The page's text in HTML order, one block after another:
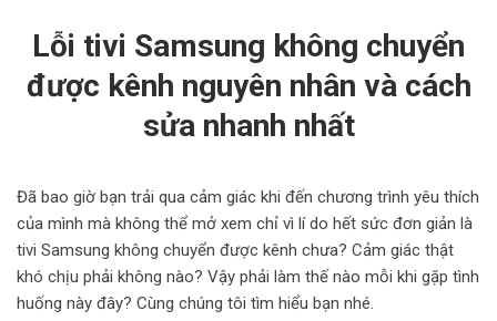
Lỗi tivi Samsung không chuyển
được kênh nguyên nhân và cách
sửa nhanh nhất
Đã bao giờ bạn trải qua cảm giác khi đến chương trình yêu thích
của mình mà không thể mở xem chỉ vì lí do hết sức đơn giản là
tivi Samsung không chuyển được kênh chưa? Cảm giác thật
khó chịu phải không nào? Vậy phải làm thế nào mỗi khi gặp tình
huống này đây? Cùng chúng tôi tìm hiểu bạn nhé.